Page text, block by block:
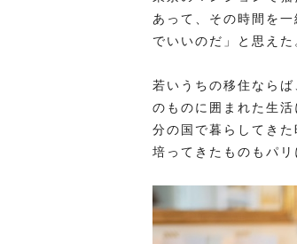
あって、その時間を
でいいのだ」と思えた
若いうちの移住なら
のものに囲まれた生
分の国で暮らしてき
培ってきたものもパ